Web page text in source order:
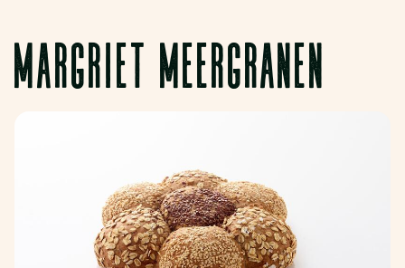
MARGRIET MEERGRANEN